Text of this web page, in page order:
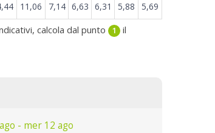
11,06 7,14 6,63 6,31 5,88 5,69
calcola dal punto 1
il
- mer 12 ago